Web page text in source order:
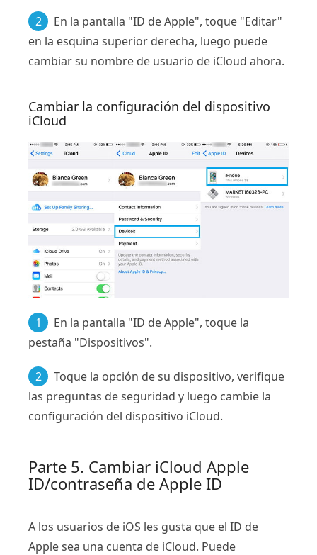
2
En la pantalla "ID de Apple", toque "Editar"
en la esquina superior derecha, luego puede
cambiar su nombre de usuario de iCloud ahora.
Cambiar la configuración del dispositivo
iCloud
1
En la pantalla "ID de Apple", toque la
pestaña "Dispositivos".
2
Toque la opción de su dispositivo, verifique
las preguntas de seguridad y luego cambie la
configuración del dispositivo iCloud.
Parte 5. Cambiar iCloud Apple
ID/contraseña de Apple ID
A los usuarios de iOS les gusta que el ID de
Apple sea una cuenta de iCloud. Puede